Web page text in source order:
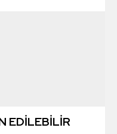
EDİLEBİLİR